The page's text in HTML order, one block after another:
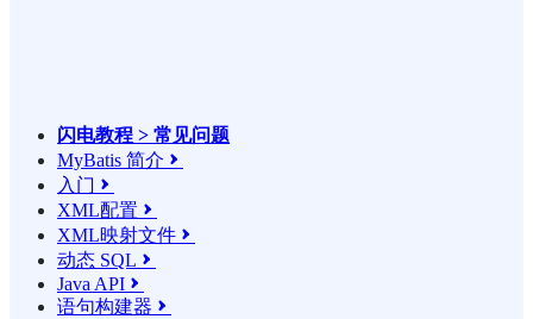
闪电教程 > 常见问题
MyBatis 简介 
入门 
XML配置 
XML映射文件 
动态 SQL 
Java API 
语句构建器 